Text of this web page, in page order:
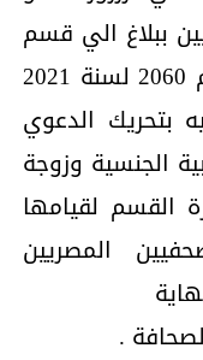
ببلاغ الي قسم
شرطة ثان الشيخ زايد يحمل رقم 2060 لسنة 2021
بتحريك الدعوي
الجنسية وزوجة
القسم لقيامها
المصريين
.